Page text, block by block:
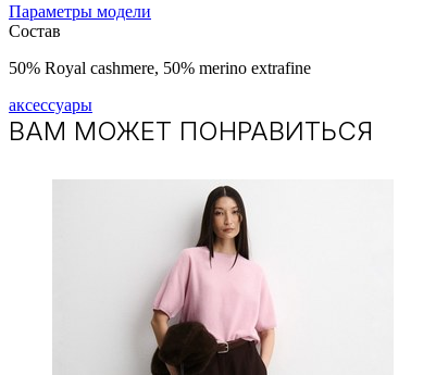
Параметры модели
Состав
50% Royal cashmere, ​50% merino extrafine
аксессуары
ВАМ МОЖЕТ ПОНРАВИТЬСЯ